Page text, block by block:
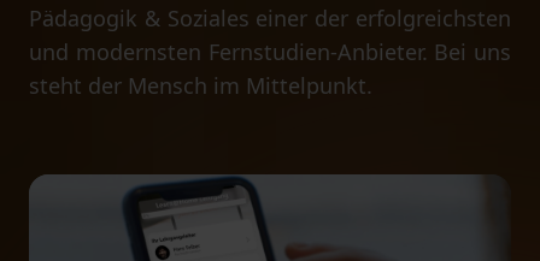
Pädagogik & Soziales einer der erfolgreichsten
und modernsten Fernstudien-Anbieter. Bei uns
steht der Mensch im Mittelpunkt.